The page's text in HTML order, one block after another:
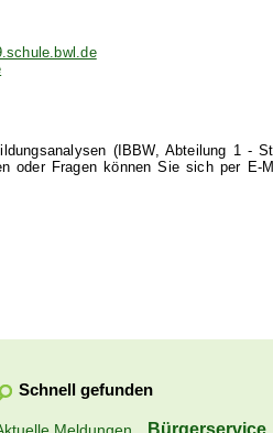
(IBBW, Abteilung 1 -
oder Fragen können Sie sich per E-
Schnell gefunden
Bürgerservice